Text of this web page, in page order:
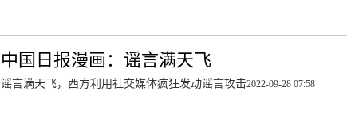
中国日报漫画：谣言满天飞
谣言满天飞，西方利用社交媒体疯狂发动谣言攻击2022-09-28 07:58